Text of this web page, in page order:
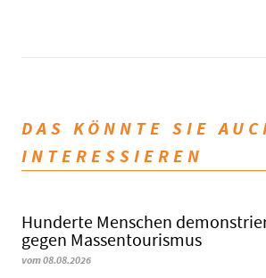
DAS KÖNNTE SIE
INTERESSIEREN
Hunderte Menschen
gegen Massentourismus
vom 08.08.2026